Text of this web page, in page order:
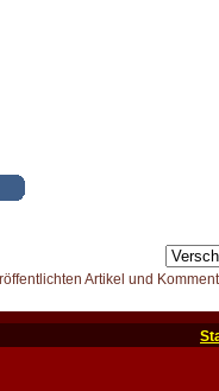
Artikel und